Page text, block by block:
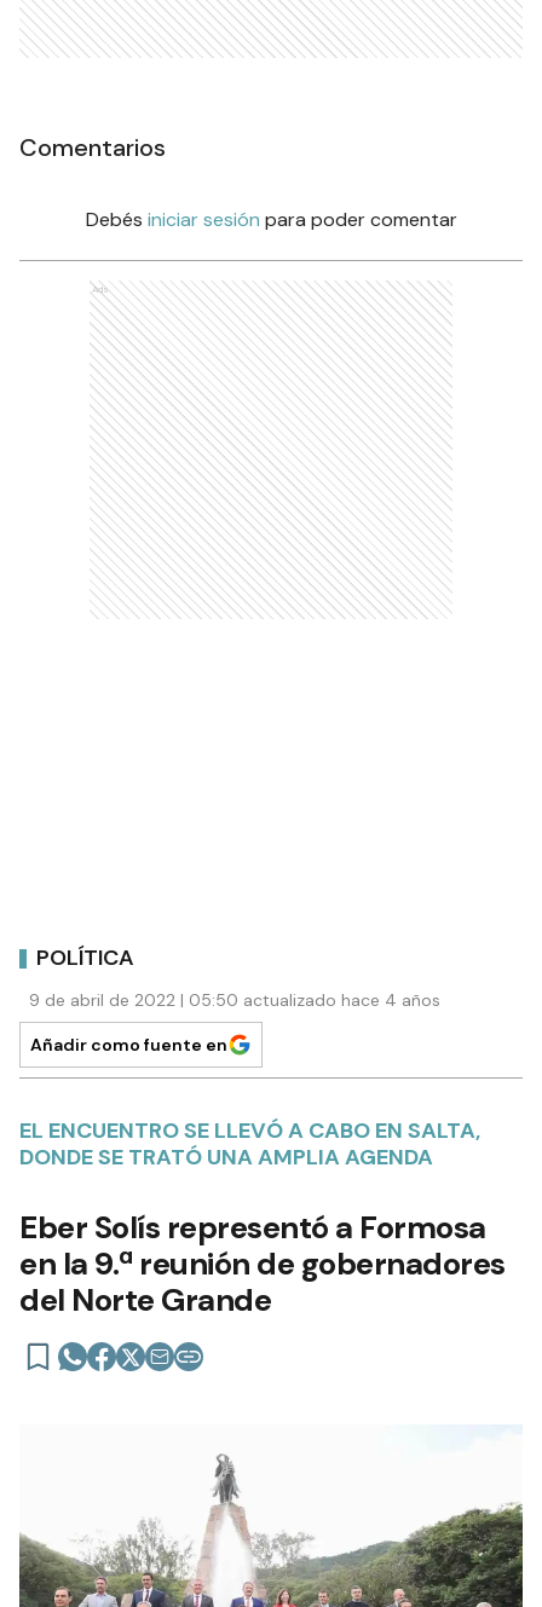
Comentarios
Debés iniciar sesión para poder comentar
Ads
POLÍTICA
9 de abril de 2022 | 05:50 actualizado hace 4 años
Añadir como fuente en
EL ENCUENTRO SE LLEVÓ A CABO EN SALTA,
DONDE SE TRATÓ UNA AMPLIA AGENDA
Eber Solís representó a Formosa
en la 9.ª reunión de gobernadores
del Norte Grande